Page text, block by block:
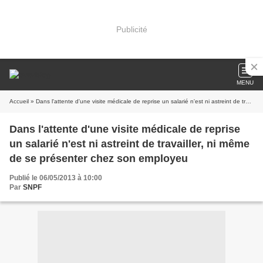
Publicité
MENU
Accueil » Dans l'attente d'une visite médicale de reprise un salarié n'est ni astreint de travailler, ni même de se présenter chez son employeu
Dans l'attente d'une visite médicale de reprise
un salarié n'est ni astreint de travailler, ni même
de se présenter chez son employeu
Publié le 06/05/2013 à 10:00
Par SNPF